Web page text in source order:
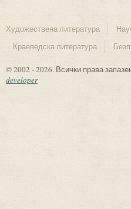
Художествена литература
Краеведска литература
© 2002 - 2026. Всички права
developer